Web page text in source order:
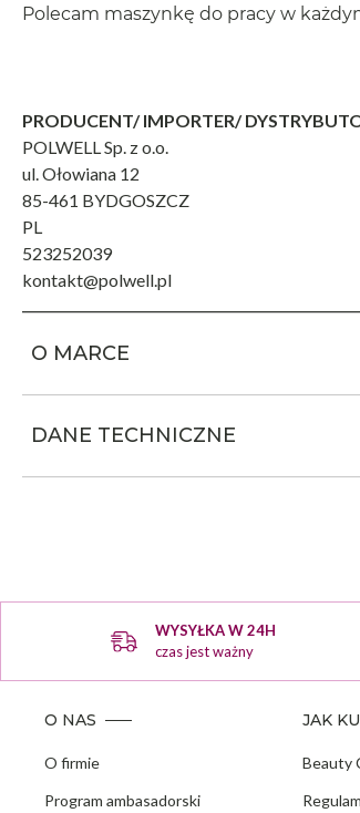
Polecam maszynkę do pracy w
PRODUCENT/ IMPORTER/
POLWELL Sp. z o.o.
ul. Ołowiana 12
85-461 BYDGOSZCZ
PL
523252039
kontakt@polwell.pl
O MARCE
DANE TECHNICZNE
WYSYŁKA W 24H
czas jest ważny
O NAS
O firmie
Program ambasadorski
JAK
Beauty